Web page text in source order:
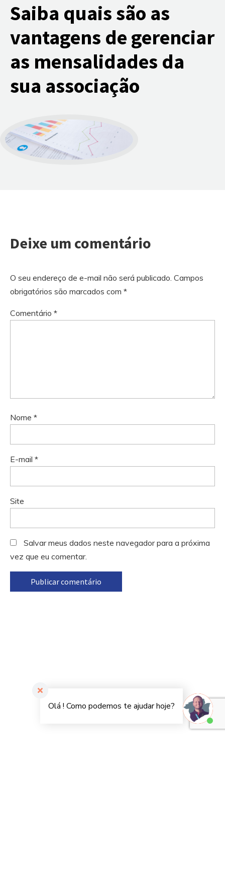
Saiba quais são as
vantagens de gerenciar
as mensalidades da
sua associação
Deixe um comentário
O seu endereço de e-mail não será publicado. Campos
obrigatórios são marcados com *
Comentário *
Nome *
E-mail *
Site
Salvar meus dados neste navegador para a próxima
vez que eu comentar.